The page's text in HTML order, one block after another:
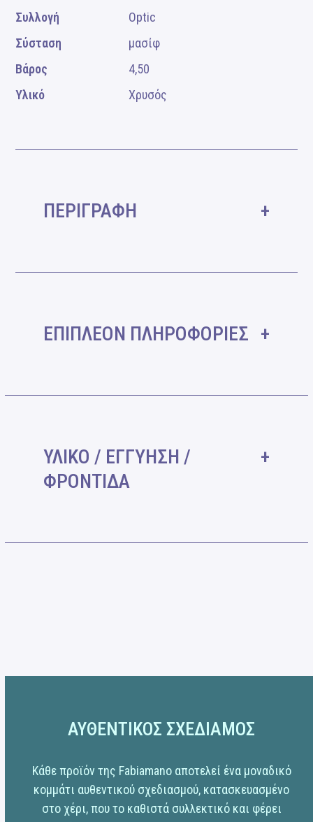
Συλλογή
Optic
Σύσταση
μασίφ
Βάρος
4,50
Υλικό
Χρυσός
ΠΕΡΙΓΡΑΦΗ
ΕΠΙΠΛΕΟΝ ΠΛΗΡΟΦΟΡΙΕΣ
ΥΛΙΚΟ / ΕΓΓΥΗΣΗ /
ΦΡΟΝΤΙΔΑ
ΑΥΘΕΝΤΙΚΟΣ ΣΧΕΔΙΑΜΟΣ
Κάθε προϊόν της Fabiamano αποτελεί ένα μοναδικό
κομμάτι αυθεντικού σχεδιασμού, κατασκευασμένο
στο χέρι, που το καθιστά συλλεκτικό και φέρει